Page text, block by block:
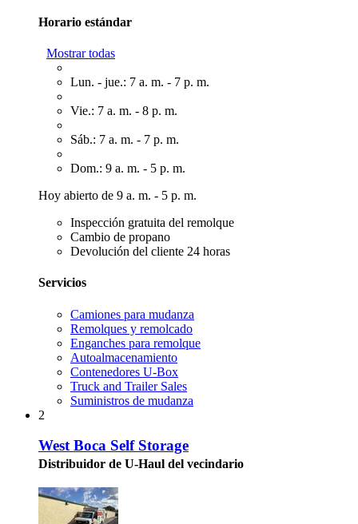
Horario estándar
Mostrar todas
Lun. - jue.: 7 a. m. - 7 p. m.
Vie.: 7 a. m. - 8 p. m.
Sáb.: 7 a. m. - 7 p. m.
Dom.: 9 a. m. - 5 p. m.
Hoy abierto de 9 a. m. - 5 p. m.
Inspección gratuita del remolque
Cambio de propano
Devolución del cliente 24 horas
Servicios
Camiones para mudanza
Remolques y remolcado
Enganches para remolque
Autoalmacenamiento
Contenedores U-Box
Truck and Trailer Sales
Suministros de mudanza
2
West Boca Self Storage
Distribuidor de U-Haul del vecindario